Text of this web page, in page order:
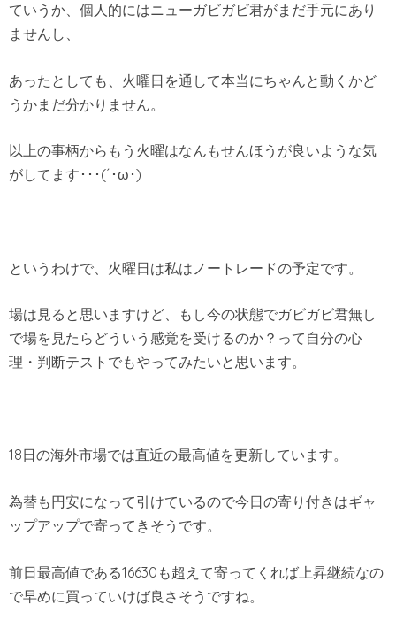
ていうか、個人的にはニューガビガビ君がまだ手元にあり
ませんし、
あったとしても、火曜日を通して本当にちゃんと動くかど
うかまだ分かりません。
以上の事柄からもう火曜はなんもせんほうが良いような気
がしてます･･･(´･ω･)
というわけで、火曜日は私はノートレードの予定です。
場は見ると思いますけど、もし今の状態でガビガビ君無し
で場を見たらどういう感覚を受けるのか？って自分の心
理・判断テストでもやってみたいと思います。
18日の海外市場では直近の最高値を更新しています。
為替も円安になって引けているので今日の寄り付きはギャ
ップアップで寄ってきそうです。
前日最高値である16630も超えて寄ってくれば上昇継続なの
で早めに買っていけば良さそうですね。